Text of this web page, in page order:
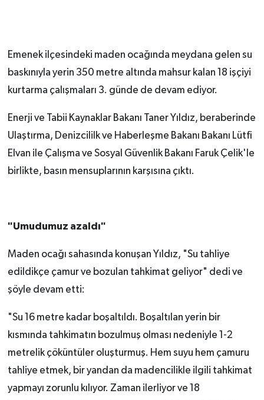
Emenek ilçesindeki maden ocağında meydana gelen su
baskınıyla yerin 350 metre altında mahsur kalan 18 işçiyi
kurtarma çalışmaları 3. günde de devam ediyor.
Enerji ve Tabii Kaynaklar Bakanı Taner Yıldız, beraberinde
Ulaştırma, Denizcililk ve Haberleşme Bakanı Bakanı Lütfi
Elvan ile Çalışma ve Sosyal Güvenlik Bakanı Faruk Çelik'le
birlikte, basın mensuplarının karşısına çıktı.
"Umudumuz azaldı"
Maden ocağı sahasında konuşan Yıldız, "Su tahliye
edildikçe çamur ve bozulan tahkimat geliyor" dedi ve
şöyle devam etti:
"Su 16 metre kadar boşaltıldı. Boşaltılan yerin bir
kısmında tahkimatın bozulmuş olması nedeniyle 1-2
metrelik çöküntüler oluşturmuş. Hem suyu hem çamuru
tahliye etmek, bir yandan da madencilikle ilgili tahkimat
yapmayı zorunlu kılıyor. Zaman ilerliyor ve 18